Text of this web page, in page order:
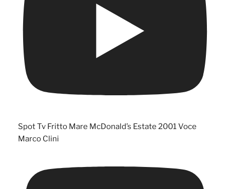
Spot Tv Fritto Mare McDonald’s Estate 2001 Voce
Marco Clini